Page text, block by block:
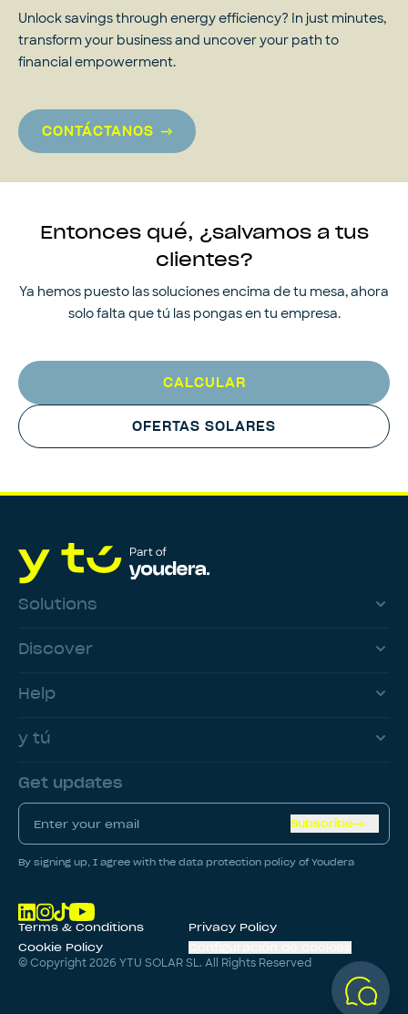
Unlock savings through energy efficiency? In just minutes,
transform your business and uncover your path to
financial empowerment.
CONTÁCTANOS
Entonces qué, ¿salvamos a tus
clientes?
Ya hemos puesto las soluciones encima de tu mesa, ahora
solo falta que tú las pongas en tu empresa.
CALCULAR
OFERTAS SOLARES
Solutions
Discover
Help
y tú
Get updates
Subscribe
By signing up, I agree with the data protection policy of Youdera
Terms & Conditions
Privacy Policy
Cookie Policy
© Copyright2026 YTU SOLAR SL. All Rights Reserved